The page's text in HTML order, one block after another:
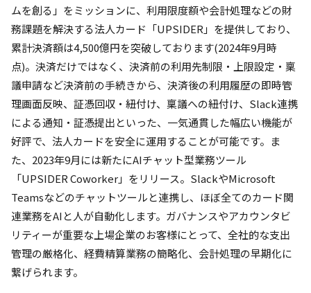
ムを創る」をミッションに、利用限度額や会計処理などの財
務課題を解決する法人カード「UPSIDER」を提供しており、
累計決済額は4,500億円を突破しております(2024年9月時
点)。決済だけではなく、決済前の利用先制限・上限設定・稟
議申請など決済前の手続きから、決済後の利用履歴の即時管
理画面反映、証憑回収・紐付け、稟議への紐付け、Slack連携
による通知・証憑提出といった、一気通貫した幅広い機能が
好評で、法人カードを安全に運用することが可能です。ま
た、2023年9月には新たにAIチャット型業務ツール
「UPSIDER Coworker」をリリース。SlackやMicrosoft
Teamsなどのチャットツールと連携し、ほぼ全てのカード関
連業務をAIと人が自動化します。ガバナンスやアカウンタビ
リティーが重要な上場企業のお客様にとって、全社的な支出
管理の厳格化、経費精算業務の簡略化、会計処理の早期化に
繋げられます。